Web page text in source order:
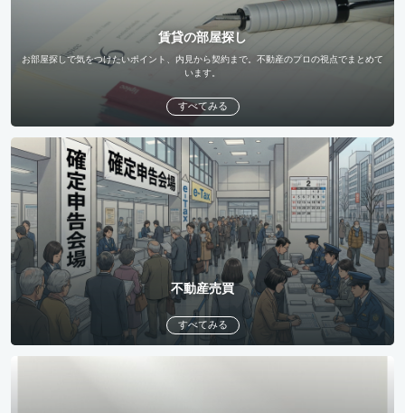
賃貸の部屋探し
お部屋探しで気をつけたいポイント、内見から契約まで。不動産のプロの視点でまとめて
います。
すべてみる
不動産売買
すべてみる